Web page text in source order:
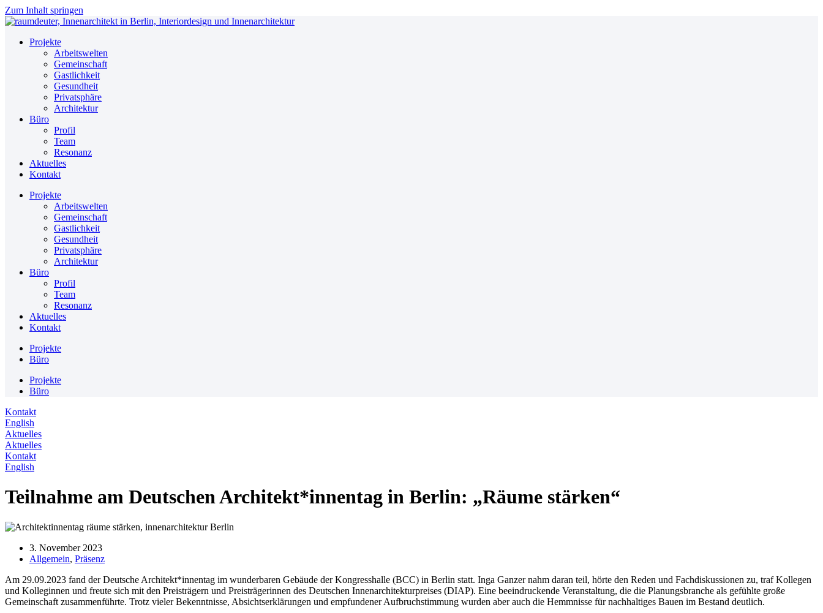
Zum Inhalt springen
Projekte
Arbeitswelten
Gemeinschaft
Gastlichkeit
Gesundheit
Privatsphäre
Architektur
Büro
Profil
Team
Resonanz
Aktuelles
Kontakt
Projekte
Arbeitswelten
Gemeinschaft
Gastlichkeit
Gesundheit
Privatsphäre
Architektur
Büro
Profil
Team
Resonanz
Aktuelles
Kontakt
Projekte
Büro
Projekte
Büro
Kontakt
English
Aktuelles
Aktuelles
Kontakt
English
Teilnahme am Deutschen Architekt*innentag in Berlin: „Räume stärken“
3. November 2023
Allgemein, Präsenz
Am 29.09.2023 fand der Deutsche Architekt*innentag im wunderbaren Gebäude der Kongresshalle (BCC) in Berlin statt. Inga Ganzer nahm daran teil, hörte den Reden und Fachdiskussionen zu, traf Kollegen
und Kolleginnen und freute sich mit den Preisträgern und Preisträgerinnen des Deutschen Innenarchitekturpreises (DIAP). Eine beeindruckende Veranstaltung, die die Planungsbranche als gefühlte große
Gemeinschaft zusammenführte. Trotz vieler Bekenntnisse, Absichtserklärungen und empfundener Aufbruchstimmung wurden aber auch die Hemmnisse für nachhaltiges Bauen im Bestand deutlich.